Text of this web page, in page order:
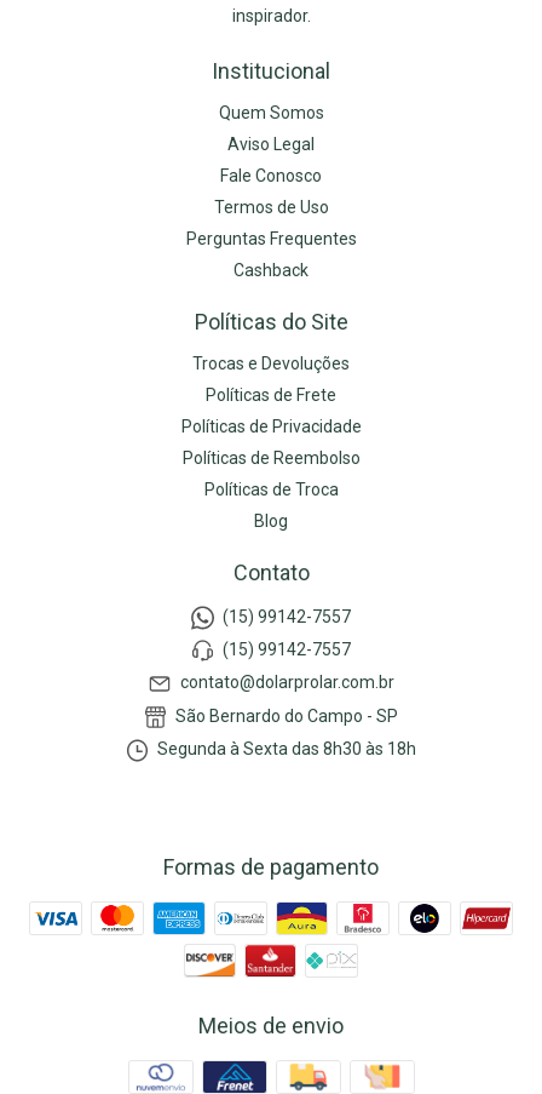
inspirador.
Institucional
Quem Somos
Aviso Legal
Fale Conosco
Termos de Uso
Perguntas Frequentes
Cashback
Políticas do Site
Trocas e Devoluções
Políticas de Frete
Políticas de Privacidade
Políticas de Reembolso
Políticas de Troca
Blog
Contato
(15) 99142-7557
(15) 99142-7557
contato@dolarprolar.com.br
São Bernardo do Campo - SP
Segunda à Sexta das 8h30 às 18h
Formas de pagamento
Meios de envio